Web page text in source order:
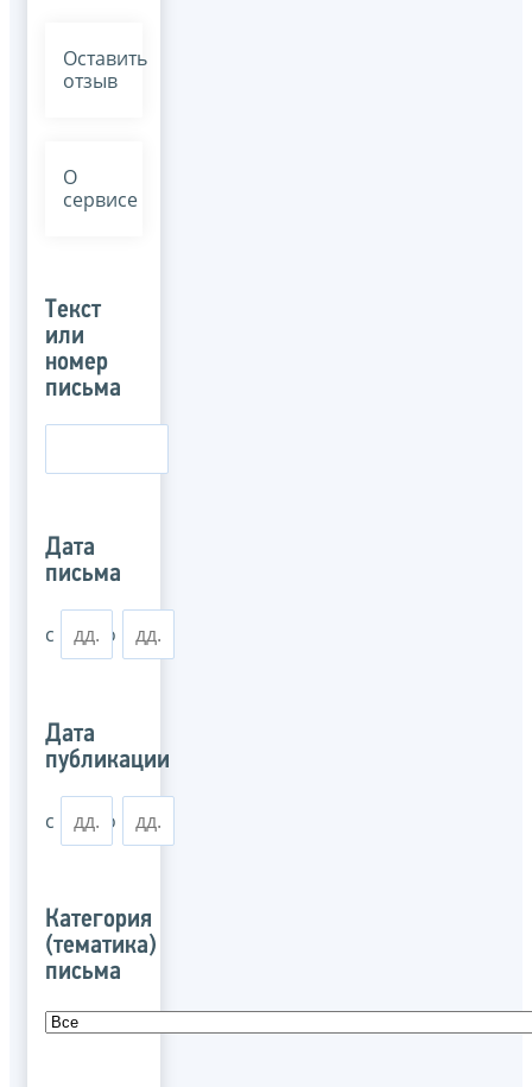
Оставить
отзыв
О
сервисе
Текст
или
номер
письма
Дата
письма
с по
Дата
публикации
с по
Категория
(тематика)
письма